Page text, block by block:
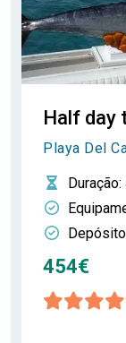
Half day
Playa Del
Duração:
454€